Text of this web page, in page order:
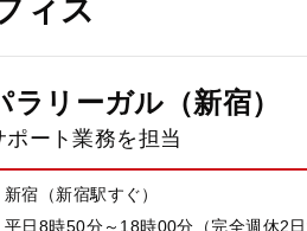
ィス
ラリーガル（新宿）
ート業務を担当
新宿（新宿駅すぐ）
平日8時50分～18時00分（完全週休2日